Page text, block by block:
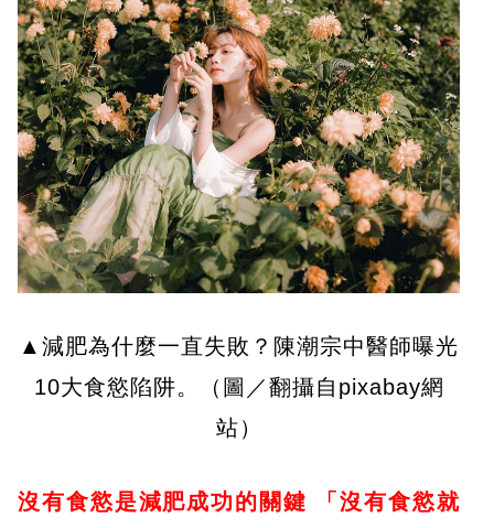
▲減肥為什麼一直失敗？陳潮宗中醫師曝光
10大食慾陷阱。（圖／翻攝自pixabay網
站）
沒有食慾是減肥成功的關鍵
「沒有食慾就